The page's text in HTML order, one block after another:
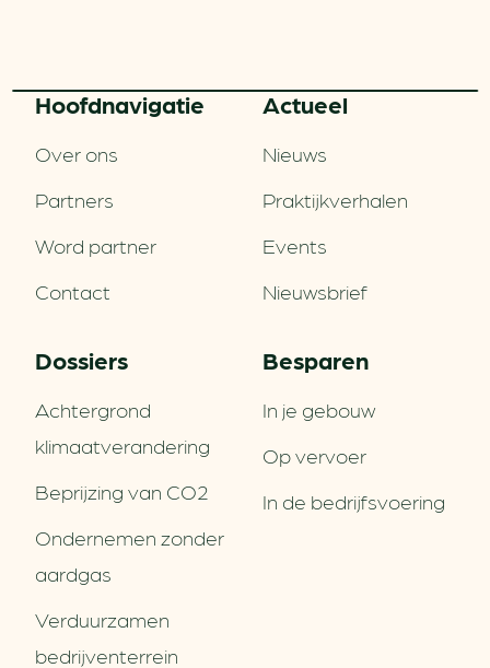
Hoofd­navigatie
Over ons
Partners
Word partner
Contact
Actueel
Nieuws
Praktijkverhalen
Events
Nieuwsbrief
Dossiers
Achtergrond
klimaatverandering
Beprijzing van CO2
Ondernemen zonder
aardgas
Verduurzamen
bedrijventerrein
Besparen
In je gebouw
Op vervoer
In de bedrijfsvoering